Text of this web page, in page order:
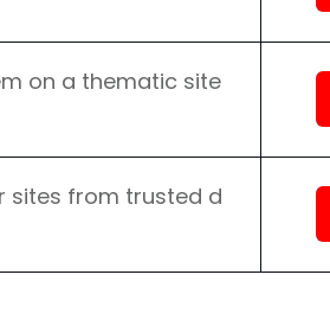
on a thematic site
sites from trusted d